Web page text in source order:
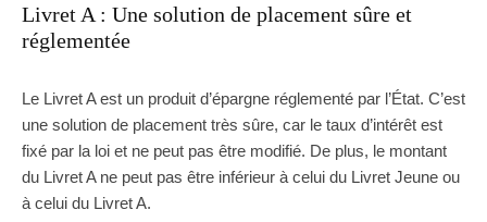
Livret A : Une solution de placement sûre et
réglementée
Le Livret A est un produit d’épargne réglementé par l’État. C’est
une solution de placement très sûre, car le taux d’intérêt est
fixé par la loi et ne peut pas être modifié. De plus, le montant
du Livret A ne peut pas être inférieur à celui du Livret Jeune ou
à celui du Livret A.